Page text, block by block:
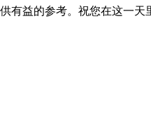
有益的参考。祝您在这一天